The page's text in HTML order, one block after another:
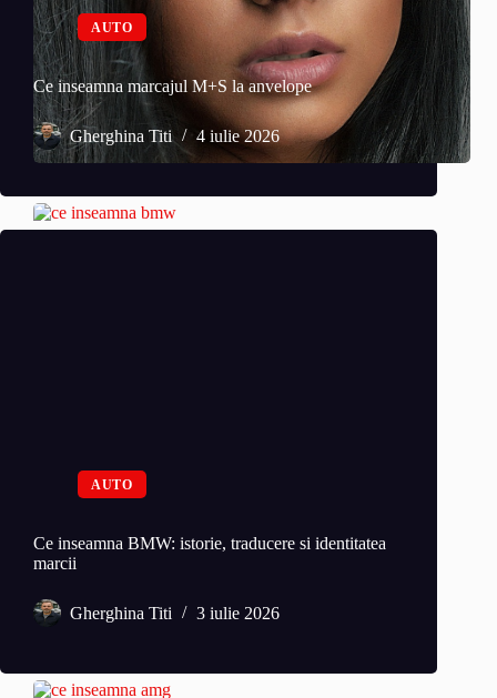
AUTO
Ce inseamna marcajul M+S la anvelope
Gherghina Titi 4 iulie 2026
AUTO
Ce inseamna BMW: istorie, traducere si identitatea
marcii
Gherghina Titi 3 iulie 2026